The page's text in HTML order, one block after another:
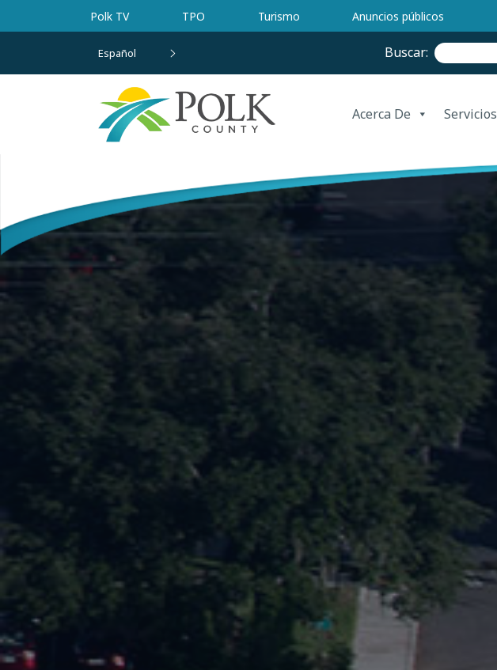
Ir al contenido principal
Polk TV TPO Turismo Anuncios públicos
Español Buscar:
Acerca De Servicios